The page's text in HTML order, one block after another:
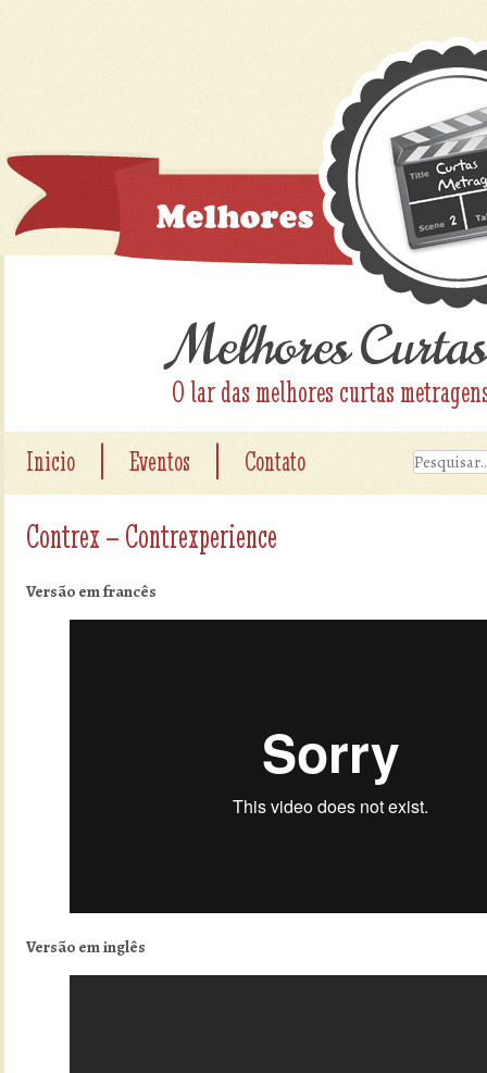
Melhores Curtas
O lar das melhores curtas
Inicio Eventos Contato
Contrex – Contrexperience
Versão em francês
Versão em inglês